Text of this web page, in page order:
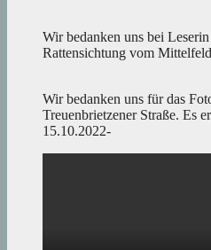
Wir bedanken uns bei
Rattensichtung vom
Wir bedanken uns für das
Treuenbrietzener Straße. Es
15.10.2022-